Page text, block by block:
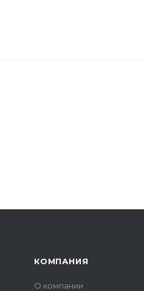
КОМПАНИЯ
О компании